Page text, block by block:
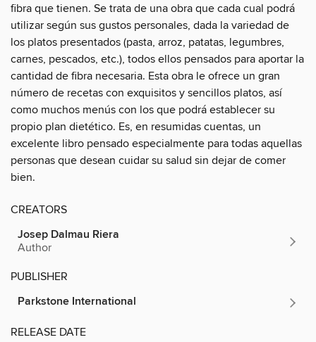
fibra que tienen. Se trata de una obra que cada cual podrá
utilizar según sus gustos personales, dada la variedad de
los platos presentados (pasta, arroz, patatas, legumbres,
carnes, pescados, etc.), todos ellos pensados para aportar la
cantidad de fibra necesaria. Esta obra le ofrece un gran
número de recetas con exquisitos y sencillos platos, así
como muchos menús con los que podrá establecer su
propio plan dietético. Es, en resumidas cuentas, un
excelente libro pensado especialmente para todas aquellas
personas que desean cuidar su salud sin dejar de comer
bien.
CREATORS
Josep Dalmau Riera
Author
PUBLISHER
Parkstone International
RELEASE DATE